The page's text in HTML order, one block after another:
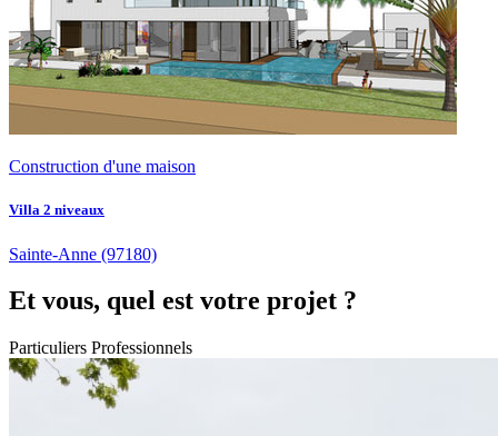
Construction d'une maison
Villa 2 niveaux
Sainte-Anne (97180)
Et vous, quel est votre projet ?
Particuliers Professionnels